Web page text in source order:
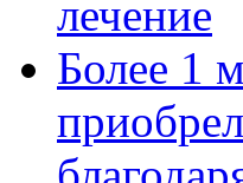
лечение
Более 1